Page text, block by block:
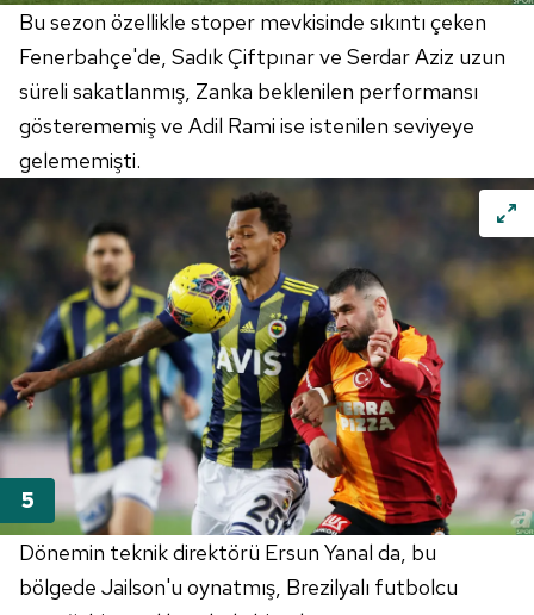
Bu sezon özellikle stoper mevkisinde sıkıntı çeken
Fenerbahçe'de, SadıkÇiftpınarve Serdar Aziz uzun
süreli sakatlanmış, Zanka beklenilen performansı
gösterememiş ve Adil Rami ise istenilen seviyeye
gelememişti.
Dönemin teknik direktörü Ersun Yanal da, bu
bölgede Jailson'u oynatmış, Brezilyalı futbolcu